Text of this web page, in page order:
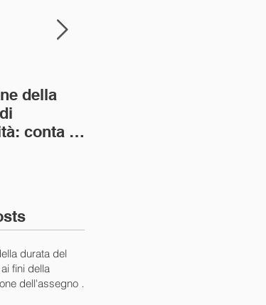
della
conta la
durata del
fini della
dell'assegno di